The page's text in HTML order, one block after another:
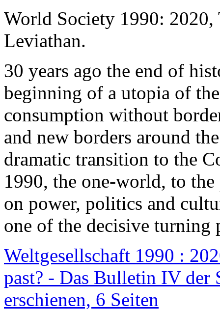
World Society 1990: 2020,
Leviathan.
30 years ago the end of
beginning of a utopia of
consumption without
and new borders around
dramatic transition to the
1990, the one-world, to the
on power, politics and
one of the decisive turning
Weltgesellschaft 1990 :
past? - Das Bulletin IV der
erschienen, 6 Seiten